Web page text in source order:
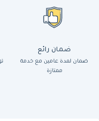
ضمان رائع
ضمان لمدة عامين مع خدمة
ممتازة